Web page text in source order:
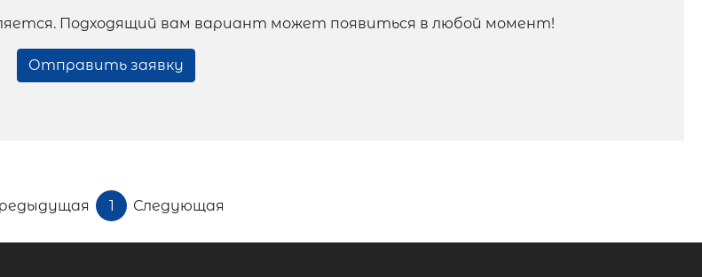
Подходящий вам вариант может появиться в любой момент!
Отправить заявку
1 Следующая